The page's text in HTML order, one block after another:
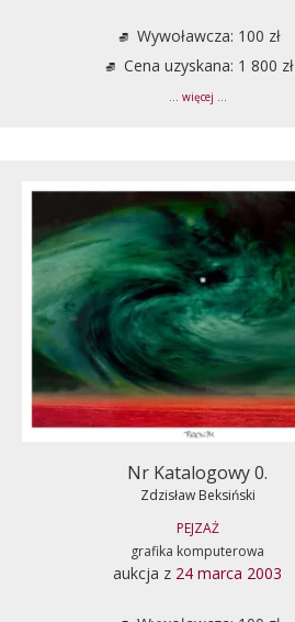
Wywoławcza: 100 zł
Cena uzyskana: 1 800 zł
... więcej ...
Nr Katalogowy 0.
Zdzisław Beksiński
PEJZAŻ
grafika komputerowa
aukcja z 24 marca 2003